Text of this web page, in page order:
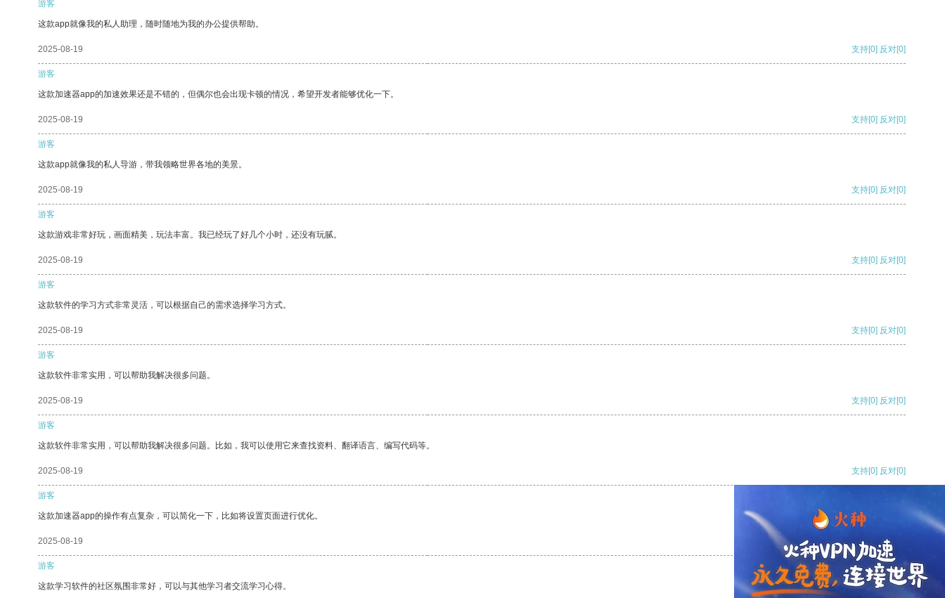
游客
这款app就像我的私人助理，随时随地为我的办公提供帮助。
2025-08-19 支持[0] 反对[0]
游客
这款加速器app的加速效果还是不错的，但偶尔也会出现卡顿的情况，希望开发者能够优化一下。
2025-08-19 支持[0] 反对[0]
游客
这款app就像我的私人导游，带我领略世界各地的美景。
2025-08-19 支持[0] 反对[0]
游客
这款游戏非常好玩，画面精美，玩法丰富。我已经玩了好几个小时，还没有玩腻。
2025-08-19 支持[0] 反对[0]
游客
这款软件的学习方式非常灵活，可以根据自己的需求选择学习方式。
2025-08-19 支持[0] 反对[0]
游客
这款软件非常实用，可以帮助我解决很多问题。
2025-08-19 支持[0] 反对[0]
游客
这款软件非常实用，可以帮助我解决很多问题。比如，我可以使用它来查找资料、翻译语言、编写代码等。
2025-08-19 支持[0] 反对[0]
游客
这款加速器app的操作有点复杂，可以简化一下，比如将设置页面进行优化。
2025-08-19 支持 反对
游客
这款学习软件的社区氛围非常好，可以与其他学习者交流学习心得。